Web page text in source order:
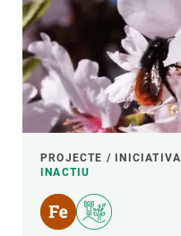
PROJECTE / INICIATIVA
INACTIU